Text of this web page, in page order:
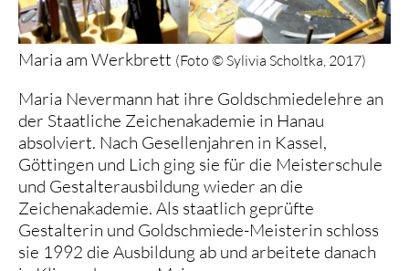
Maria am Werkbrett (Foto © Sylivia Scholtka, 2017)
Maria Nevermann hat ihre Goldschmiedelehre an
der Staatliche Zeichenakademie in Hanau
absolviert. Nach Gesellenjahren in Kassel,
Göttingen und Lich ging sie für die Meisterschule
und Gestalterausbildung wieder an die
Zeichenakademie. Als staatlich geprüfte
Gestalterin und Goldschmiede-Meisterin schloss
sie 1992 die Ausbildung ab und arbeitete danach